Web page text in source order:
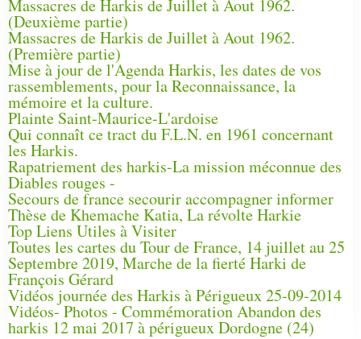
Massacres de Harkis de Juillet à Aout 1962.
(Deuxième partie)
Massacres de Harkis de Juillet à Aout 1962.
(Première partie)
Mise à jour de l'Agenda Harkis, les dates de vos
rassemblements, pour la Reconnaissance, la
mémoire et la culture.
Plainte Saint-Maurice-L'ardoise
Qui connaît ce tract du F.L.N. en 1961 concernant
les Harkis.
Rapatriement des harkis-La mission méconnue des
Diables rouges -
Secours de france secourir accompagner informer
Thèse de Khemache Katia, La révolte Harkie
Top Liens Utiles à Visiter
Toutes les cartes du Tour de France, 14 juillet au 25
Septembre 2019, Marche de la fierté Harki de
François Gérard
Vidéos journée des Harkis à Périgueux 25-09-2014
Vidéos- Photos - Commémoration Abandon des
harkis 12 mai 2017 à périgueux Dordogne (24)